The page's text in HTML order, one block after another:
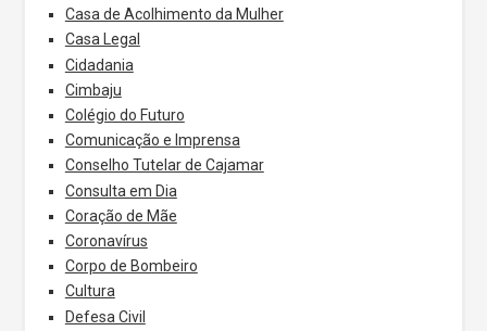
Casa de Acolhimento da Mulher
Casa Legal
Cidadania
Cimbaju
Colégio do Futuro
Comunicação e Imprensa
Conselho Tutelar de Cajamar
Consulta em Dia
Coração de Mãe
Coronavírus
Corpo de Bombeiro
Cultura
Defesa Civil